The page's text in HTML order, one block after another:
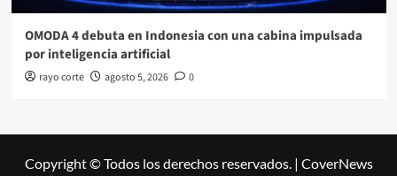
OMODA 4 debuta en Indonesia con una cabina impulsada
por inteligencia artificial
rayo corte agosto 5, 2026 0
Copyright © Todos los derechos reservados. | CoverNews